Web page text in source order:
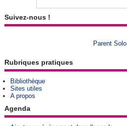
Suivez-nous !
Parent Solo
Rubriques pratiques
Bibliothèque
Sites utiles
A propos
Agenda